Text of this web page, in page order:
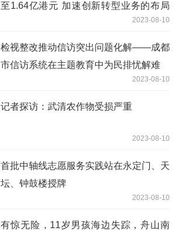
至1.64亿港元 加速创新转型业务的布局
2023-08-10
检视整改推动信访突出问题化解——成都
市信访系统在主题教育中为民排忧解难
2023-08-10
记者探访：武清农作物受损严重
2023-08-10
首批中轴线志愿服务实践站在永定门、天
坛、钟鼓楼授牌
2023-08-10
有惊无险，11岁男孩海边失踪，舟山南